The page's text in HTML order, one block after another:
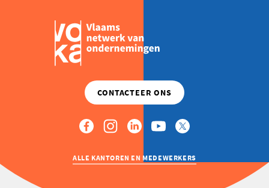
JEUGDMINISTER
DAHLIA
ALLE KANTOREN EN MEDEWERKERS